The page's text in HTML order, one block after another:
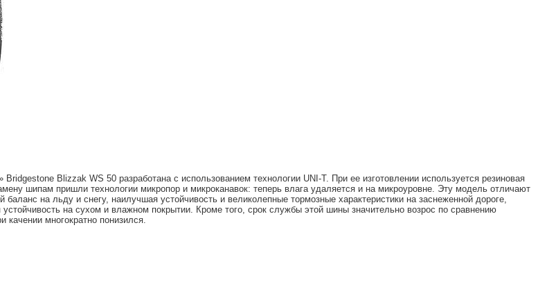
Blizzak WS 50 разработана с использованием технологии UNI-T. При ее изготовлении используется резиновая
шипам пришли технологии микропор и микроканавок: теперь влага удаляется и на микроуровне. Эту модель отличают
баланс на льду и снегу, наилучшая устойчивость и великолепные тормозные характеристики на заснеженной дороге,
устойчивость на сухом и влажном покрытии. Кроме того, срок службы этой шины значительно возрос по сравнению
многократно понизился.